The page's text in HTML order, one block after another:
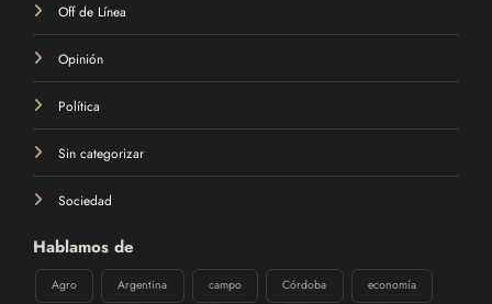
Off de Línea
Opinión
Política
Sin categorizar
Sociedad
Hablamos de
Agro Argentina campo Córdoba economía